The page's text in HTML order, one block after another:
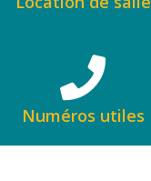
Numéros utiles